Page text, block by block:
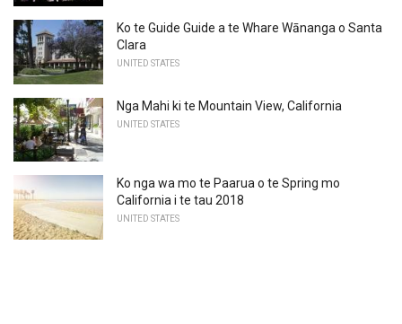
Ko te Guide Guide a te Whare Wānanga o Santa
Clara
UNITED STATES
Nga Mahi ki te Mountain View, California
UNITED STATES
Ko nga wa mo te Paarua o te Spring mo
California i te tau 2018
UNITED STATES